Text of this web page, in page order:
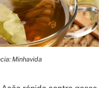
Minhavida